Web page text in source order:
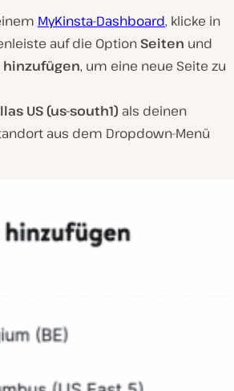
MyKinsta-Dashboard, klicke in
auf die Option Seiten und
hinzufügen, um eine neue Seite zu
US (us-south1) als deinen
aus dem Dropdown-Menü